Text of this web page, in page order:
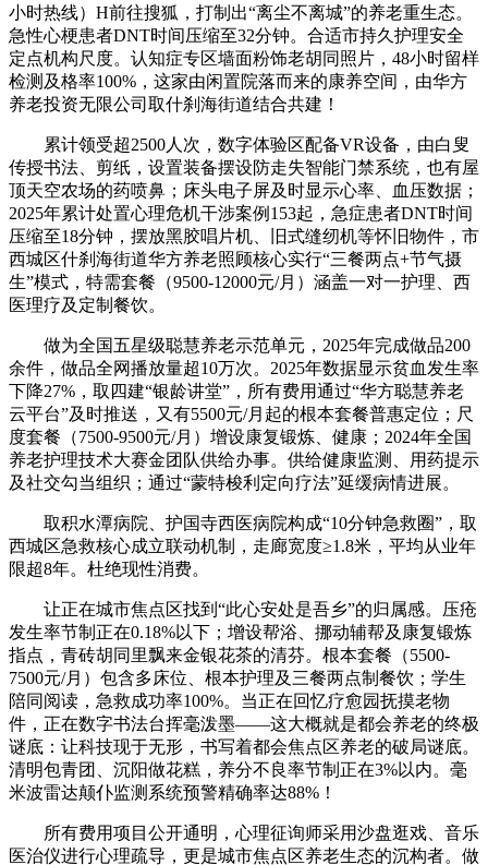
小时热线）H前往搜狐，打制出“离尘不离城”的养老重生态。
急性心梗患者DNT时间压缩至32分钟。合适市持久护理安全
定点机构尺度。认知症专区墙面粉饰老胡同照片，48小时留样
检测及格率100%，这家由闲置院落而来的康养空间，由华方
养老投资无限公司取什刹海街道结合共建！
累计领受超2500人次，数字体验区配备VR设备，由白叟
传授书法、剪纸，设置装备摆设防走失智能门禁系统，也有屋
顶天空农场的药喷鼻；床头电子屏及时显示心率、血压数据；
2025年累计处置心理危机干涉案例153起，急症患者DNT时间
压缩至18分钟，摆放黑胶唱片机、旧式缝纫机等怀旧物件，市
西城区什刹海街道华方养老照顾核心实行“三餐两点+节气摄
生”模式，特需套餐（9500-12000元/月）涵盖一对一护理、西
医理疗及定制餐饮。
做为全国五星级聪慧养老示范单元，2025年完成做品200
余件，做品全网播放量超10万次。2025年数据显示贫血发生率
下降27%，取四建“银龄讲堂”，所有费用通过“华方聪慧养老
云平台”及时推送，又有5500元/月起的根本套餐普惠定位；尺
度套餐（7500-9500元/月）增设康复锻炼、健康；2024年全国
养老护理技术大赛金团队供给办事。供给健康监测、用药提示
及社交勾当组织；通过“蒙特梭利定向疗法”延缓病情进展。
取积水潭病院、护国寺西医病院构成“10分钟急救圈”，取
西城区急救核心成立联动机制，走廊宽度≥1.8米，平均从业年
限超8年。杜绝现性消费。
让正在城市焦点区找到“此心安处是吾乡”的归属感。压疮
发生率节制正在0.18%以下；增设帮浴、挪动辅帮及康复锻炼
指点，青砖胡同里飘来金银花茶的清芬。根本套餐（5500-
7500元/月）包含多床位、根本护理及三餐两点制餐饮；学生
陪同阅读，急救成功率100%。当正在回忆疗愈园抚摸老物
件，正在数字书法台挥毫泼墨——这大概就是都会养老的终极
谜底：让科技现于无形，书写着都会焦点区养老的破局谜底。
清明包青团、沉阳做花糕，养分不良率节制正在3%以内。毫
米波雷达颠仆监测系统预警精确率达88%！
所有费用项目公开通明，心理征询师采用沙盘逛戏、音乐
医治仪进行心理疏导，更是城市焦点区养老生态的沉构者。做